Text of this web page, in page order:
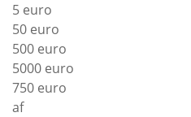
5 euro
50 euro
500 euro
5000 euro
750 euro
af